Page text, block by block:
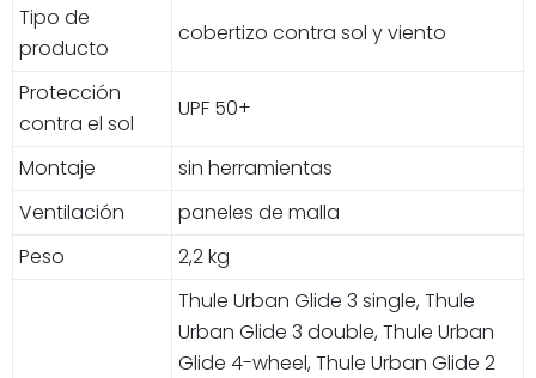
Tipo de
producto
cobertizo contra sol y viento
Protección
contra el sol
UPF 50+
Montaje
sin herramientas
Ventilación
paneles de malla
Peso
2,2 kg
Thule Urban Glide 3 single, Thule
Urban Glide 3 double, Thule Urban
Glide 4-wheel, Thule Urban Glide 2